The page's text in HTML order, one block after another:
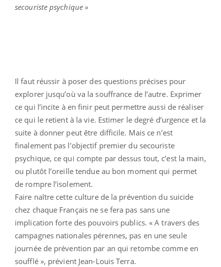
secouriste psychique »
Il faut réussir à poser des questions précises pour
explorer jusqu’où va la souffrance de l’autre. Exprimer
ce qui l’incite à en finir peut permettre aussi de réaliser
ce qui le retient à la vie. Estimer le degré d’urgence et la
suite à donner peut être difficile. Mais ce n’est
finalement pas l’objectif premier du secouriste
psychique, ce qui compte par dessus tout, c’est la main,
ou plutôt l’oreille tendue au bon moment qui permet
de rompre l’isolement.
Faire naître cette culture de la prévention du suicide
chez chaque Français ne se fera pas sans une
implication forte des pouvoirs publics. « A travers des
campagnes nationales pérennes, pas en une seule
journée de prévention par an qui retombe comme en
soufflé », prévient Jean-Louis Terra.